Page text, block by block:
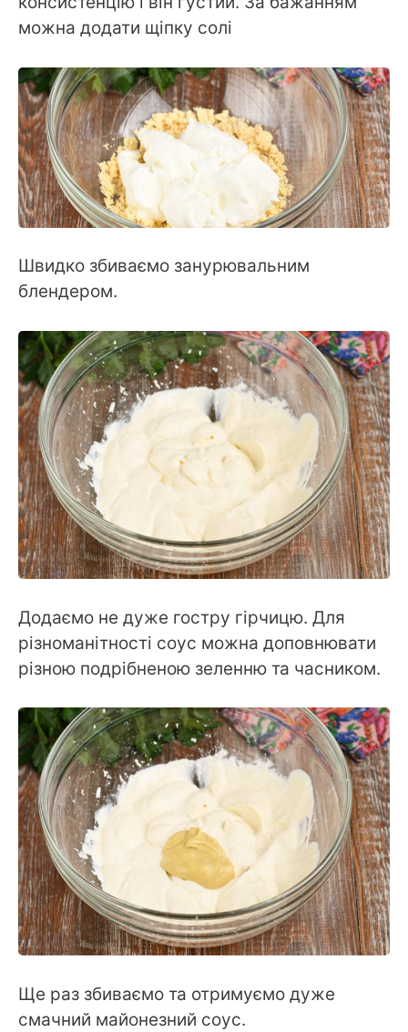
можна додати щіпку солі
Швидко збиваємо занурювальним
блендером.
Додаємо не дуже гостру гірчицю. Для
різноманітності соус можна доповнювати
різною подрібненою зеленню та часником.
Ще раз збиваємо та отримуємо дуже
смачний майонезний соус.